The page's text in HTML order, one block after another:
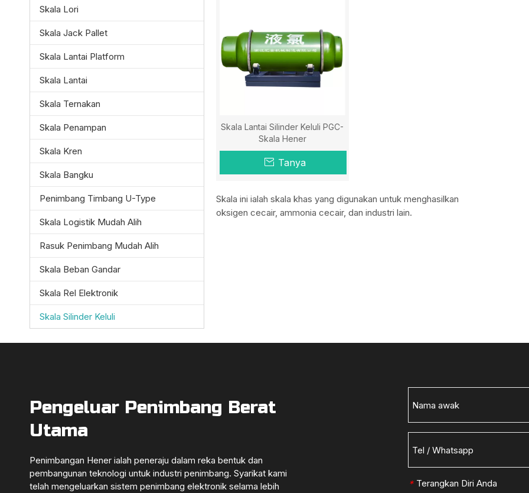
Skala Lori
Skala Jack Pallet
Skala Lantai Platform
Skala Lantai
Skala Ternakan
Skala Penampan
Skala Kren
Skala Bangku
Penimbang Timbang U-Type
Skala Logistik Mudah Alih
Rasuk Penimbang Mudah Alih
Skala Beban Gandar
Skala Rel Elektronik
Skala Silinder Keluli
Skala Lantai Silinder Keluli PGC-
Skala Hener
Tanya
Skala ini ialah skala khas yang digunakan untuk menghasilkan
oksigen cecair, ammonia cecair, dan industri lain.
Pengeluar Penimbang Berat
Utama
Penimbangan Hener ialah peneraju dalam reka bentuk dan
pembangunan teknologi untuk industri penimbang. Syarikat kami
telah mengeluarkan sistem penimbang elektronik selama lebih
* Terangkan Diri Anda